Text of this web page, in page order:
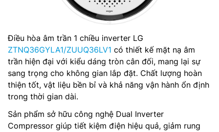
Điều hòa âm trần 1 chiều inverter LG
ZTNQ36GYLA1/ZUUQ36LV1 có thiết kế mặt nạ âm
trần hiện đại với kiểu dáng tròn cân đối, mang lại sự
sang trọng cho không gian lắp đặt. Chất lượng hoàn
thiện tốt, vật liệu bền bỉ và khả năng vận hành ổn định
trong thời gian dài.
Sản phẩm sở hữu công nghệ Dual Inverter
Compressor giúp tiết kiệm điện hiệu quả, giảm rung